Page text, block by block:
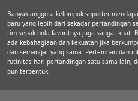
Banyak anggota kelompok suporter
baru yang lebih dari sekadar pertandingan
tim sepak bola favoritnya juga sangat kuat.
ada kebahagiaan dan kekuatan jika
dan semangat yang sama. Pertemuan dan
rutinitas hari pertandingan satu sama lain,
pun terbentuk.